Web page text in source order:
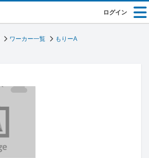
ログイン
ワーカー一覧 もりーA